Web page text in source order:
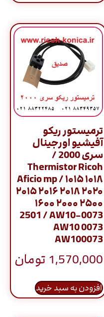
ترمیستور ریکو
آفیشیو اورجینال
سری 2000 /
Thermistor Ricoh
Aficio mp / ۱۰۱۵ ۱۰۱۸
۲۰۱۵ ۲۰۱۶ ۲۰۱۸ ۲۰۲۰
۱۶۰۰ ۲۰۰۰ ۲۵۰۰
2501 / AW10-0073
AW10 0073
AW100073
1,570,000 تومان
افزودن به سبد خرید